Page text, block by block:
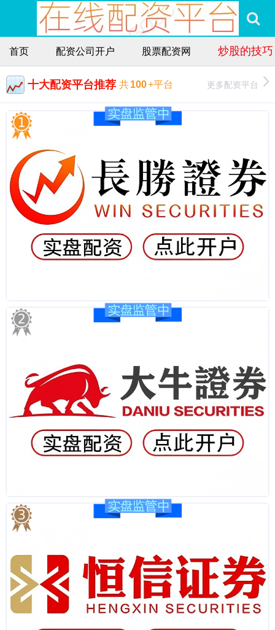
首页 配资公司开户 股票配资网 炒股的技巧
十大配资平台推荐 共100+平台 更多配资平台